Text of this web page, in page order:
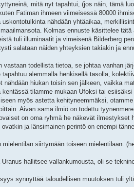
mitä nyt tapahtui, (jos näin, tämä
Fatiman ihmeen viimeisessä 80000
nähdään yhtäaikaa,
Kolmas ennuste käsittelee
tuli illuminaatit ja vimeisenä Bilderberg
salataan näiden yhteyksien takiakin ja
todellista tietoa, se johtaa vanhan
alemmalla henkisellä tasolla,
hiukan toisin sen jälkeen, vaikka
tilamme mukaan Ufoksi tai
myös astetta kehityneemmäksi,
Aivan sama ilmiö on todettu
on oma ryhmä he näkevät ilmestykset
ja länsimainen perintö on enempi
siirtymään toiseen mielentilaan.
hallitsee vallankumousta, oli se
synnyttää taloudellisen muutoksen tuli